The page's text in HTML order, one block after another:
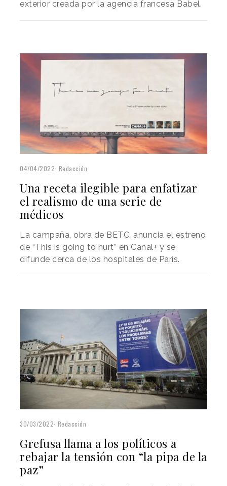
exterior creada por la agencia francesa Babel.
04/04/2022 Redacción
Una receta ilegible para enfatizar
el realismo de una serie de
médicos
La campaña, obra de BETC, anuncia el estreno
de “This is going to hurt” en Canal+ y se
difunde cerca de los hospitales de París.
30/03/2022 Redacción
Grefusa llama a los políticos a
rebajar la tensión con “la pipa de la
paz”